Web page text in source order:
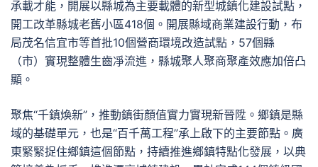
承載才能，開展以縣城為主要載體的新型城鎮化建設試點，
開工改革縣城老舊小區418個。開展縣域商業建設行動，布
局茂名信宜市等首批10個營商環境改造試點，57個縣
（市）實現整體生齒凈流進，縣城聚人聚商聚產效應加倍凸
顯。
聚焦“千鎮煥新”，推動鎮街顏值實力實現新晉陞。鄉鎮是縣
域的基礎單元，也是“百千萬工程”承上啟下的主要節點。廣
東緊緊捉住鄉鎮這個節點，持續推進鄉鎮特點化發展，以典